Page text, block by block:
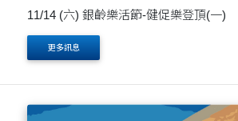
11/14 (六) 銀齡樂活節-健促樂登頂(一)
更多訊息